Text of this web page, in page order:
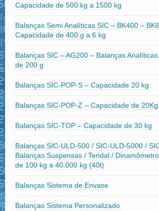
Capacidade de 500 kg a 1500 kg
Balanças Semi Analíticas SIC – BK400 –
Capacidade de 400 g a 6 kg
Balanças SIC – AG200 – Balanças
de 200 g
Balanças SIC-POP-S – Capacidade 20 kg
Balanças SIC-POP-Z – Capacidade de 20Kg
Balanças SIC-TOP – Capacidade de 30 kg
Balanças SIC-ULD-500 / SIC-ULD-5000 /
Balanças Suspensas / Tendal /
de 100 kg a 40.000 kg (40t)
Balanças Sistema de Envase
Balanças Sistema Personalizado